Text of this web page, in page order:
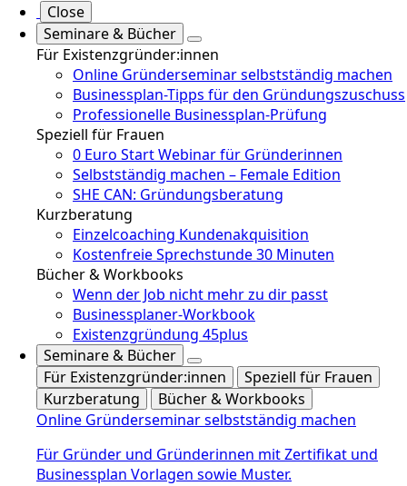
Close
Seminare & Bücher
Für Existenzgründer:innen
Online Gründerseminar selbstständig machen
Businessplan-Tipps für den Gründungszuschuss
Professionelle Businessplan-Prüfung
Speziell für Frauen
0 Euro Start Webinar für Gründerinnen
Selbstständig machen – Female Edition
SHE CAN: Gründungsberatung
Kurzberatung
Einzelcoaching Kundenakquisition
Kostenfreie Sprechstunde 30 Minuten
Bücher & Workbooks
Wenn der Job nicht mehr zu dir passt
Businessplaner-Workbook
Existenzgründung 45plus
Seminare & Bücher
Für Existenzgründer:innen
Speziell für Frauen
Kurzberatung
Bücher & Workbooks
Online Gründerseminar selbstständig machen
Für Gründer und Gründerinnen mit Zertifikat und
Businessplan Vorlagen sowie Muster.